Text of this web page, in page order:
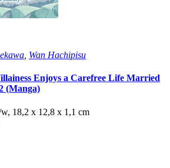
Wan Hachipisu
Enjoys a Carefree Life Married
(Manga)
18,2 x 12,8 x 1,1 cm